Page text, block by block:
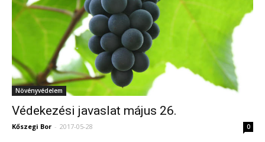
Növényvédelem
Védekezési javaslat május 26.
Kőszegi Bor - 2017-05-28 0